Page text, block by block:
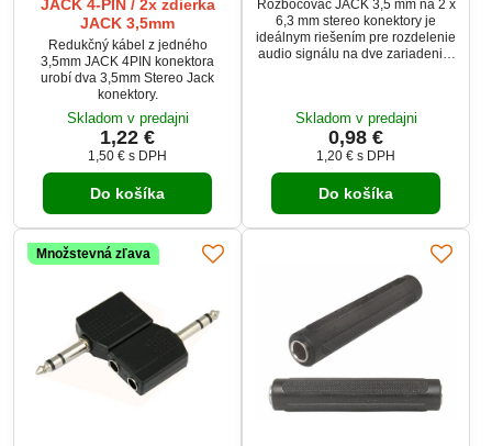
JACK 4-PIN / 2x zdierka
JACK 3,5mm
Redukčný kábel z jedného
3,5mm JACK 4PIN konektora
urobí dva 3,5mm Stereo Jack
konektory.
Skladom v predajni
1,22 €
1,50 € s DPH
Do košíka
Rozbočovač JACK 3,5 mm na 2 x
6,3 mm stereo konektory je
ideálnym riešením pre rozdelenie
audio signálu na dve zariadenia.
zariadenia s 6,3 mm vstupom k
zdroju s 3,5 mm výstupom.
Robustná konštrukcia zaručuje
životnosť.
Skladom v predajni
0,98 €
1,20 € s DPH
Do košíka
Množstevná zľava